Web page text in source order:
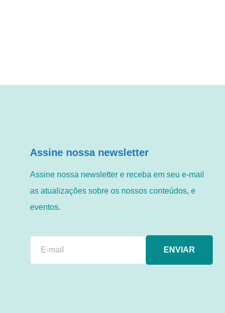
Assine nossa newsletter
Assine nossa newsletter e receba em seu e-mail
as atualizações sobre os nossos conteúdos, e
eventos.
ENVIAR